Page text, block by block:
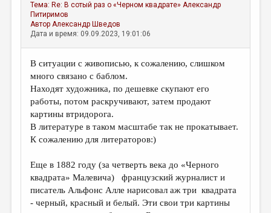
Тема: Re: В сотый раз о «Черном квадрате» Александр
Питиримов
АвторАлександр Шведов
Дата и время: 09.09.2023, 19:01:06
В ситуации с живописью, к сожалению, слишком
много связано с баблом.
Находят художника, по дешевке скупают его
работы, потом раскручивают, затем продают
картины втридорога.
В литературе в таком масштабе так не прокатывает.
К сожалению для литераторов:)
Еще в 1882 году (за четверть века до «Черного
квадрата» Малевича) французский журналист и
писатель Альфонс Алле нарисовал аж три квадрата
- черный, красный и белый. Эти свои три картины